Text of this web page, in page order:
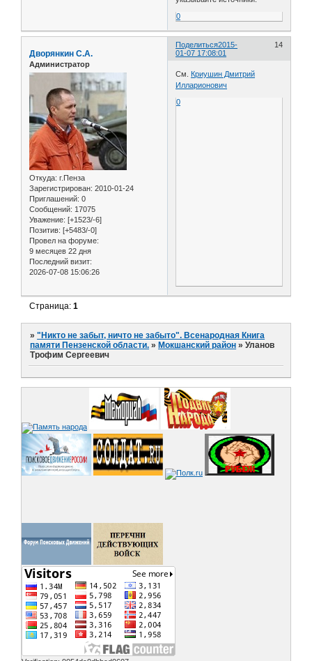
0
Поделиться 14
2015-
01-07 17:08:01
Дворянкин С.А.
Администратор
Откуда: г.Пенза
Зарегистрирован: 2010-01-24
Приглашений: 0
Сообщений: 17075
Уважение: [+1523/-6]
Позитив: [+5483/-0]
Провел на форуме:
9 месяцев 22 дня
Последний визит:
2026-07-08 15:06:26
См. Криушин Дмитрий
Илларионович
0
Страница:1
»"Никто не забыт, ничто не забыто". Всенародная Книга
памяти Пензенской области. » Мокшанский район »Уланов
Трофим Сергеевич